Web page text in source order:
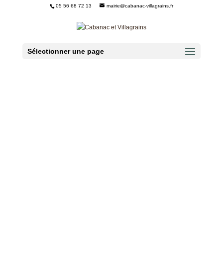
05 56 68 72 13 mairie@cabanac-villagrains.fr
Sélectionner une page